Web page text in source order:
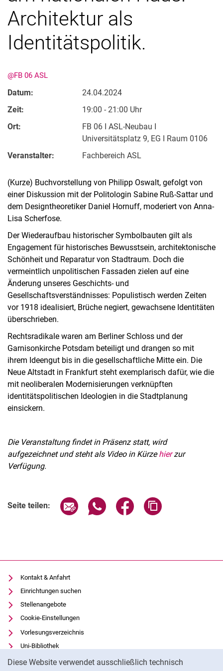
Diese Website verwendet ausschließlich technisch
Semesterinformationen
Newsletter
Publikationen
Webredaktion
Webseite R:ein
Architektur als
Identitätspolitik.
@FB 06 ASL
Datum:
24.04.2024
Zeit:
19:00 - 21:00 Uhr
Ort:
FB 06 I ASL-Neubau I
Universitätsplatz 9, EG I Raum 0106
Veranstalter:
Fachbereich ASL
(Kurze) Buchvorstellung von Philipp Oswalt, gefolgt von
einer Diskussion mit der Politologin Sabine Ruß-Sattar und
dem Designtheoretiker Daniel Hornuff, moderiert von Anna-
Lisa Scherfose.
Der Wiederaufbau historischer Symbolbauten gilt als
Engagement für historisches Bewusstsein, architektonische
Schönheit und Reparatur von Stadtraum. Doch die
vermeintlich unpolitischen Fassaden zielen auf eine
Änderung unseres Geschichts- und
Gesellschaftsverständnisses: Populistisch werden Zeiten
vor 1918 idealisiert, Brüche negiert, gewachsene Identitäten
überschrieben.
Rechtsradikale waren am Berliner Schloss und der
Garnisonkirche Potsdam beteiligt und drangen so mit
ihrem Ideengut bis in die gesellschaftliche Mitte ein. Die
Neue Altstadt in Frankfurt steht exemplarisch dafür, wie die
mit neoliberalen Modernisierungen verknüpften
identitätspolitischen Ideologien in die Stadtplanung
einsickern.
Die Veranstaltung findet in Präsenz statt, wird
aufgezeichnet und steht als Video in Kürzehierzur
Verfügung.
Seite teilen: Seite über E-Mail teilen
Seite über WhatsApp teilen
Seite über Facebook
Kontakt & Anfahrt
Einrichtungen suchen
Stellenangebote
Cookie-Einstellungen
Vorlesungsverzeichnis
Uni-Bibliothek
Moodle